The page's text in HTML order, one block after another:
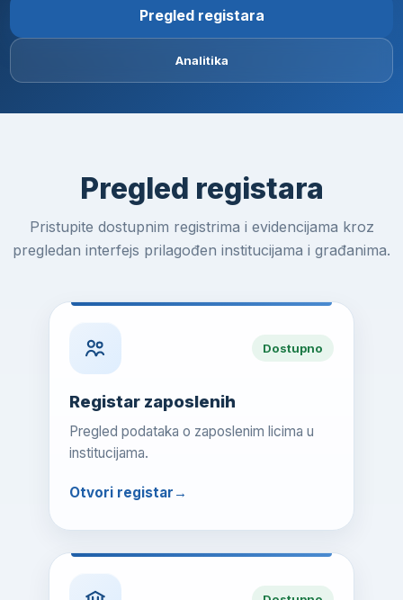
Pregled registara
Analitika
Pregled registara
Pristupite dostupnim registrima i evidencijama kroz
pregledan interfejs prilagođen institucijama i građanima.
Dostupno
Registar zaposlenih
Pregled podataka o zaposlenim licima u
institucijama.
Otvori registar